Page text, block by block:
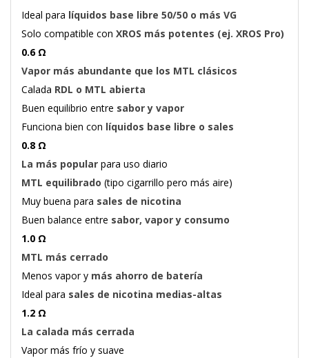
Ideal para líquidos base libre 50/50 o más VG
Solo compatible con XROS más potentes (ej. XROS Pro)
0.6 Ω
Vapor más abundante que los MTL clásicos
Calada RDL o MTL abierta
Buen equilibrio entre sabor y vapor
Funciona bien con líquidos base libre o sales
0.8 Ω
La más popular para uso diario
MTL equilibrado (tipo cigarrillo pero más aire)
Muy buena para sales de nicotina
Buen balance entre sabor, vapor y consumo
1.0 Ω
MTL más cerrado
Menos vapor y más ahorro de batería
Ideal para sales de nicotina medias-altas
1.2 Ω
La calada más cerrada
Vapor más frío y suave